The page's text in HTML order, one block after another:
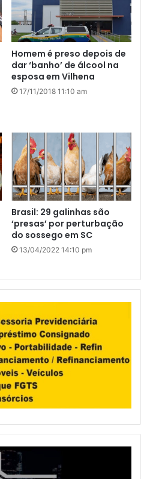
Homem é preso depois de
dar ‘banho’ de álcool na
esposa em Vilhena
17/11/2018 11:10 am
Brasil: 29 galinhas são
‘presas’ por perturbação
do sossego em SC
13/04/2022 14:10 pm